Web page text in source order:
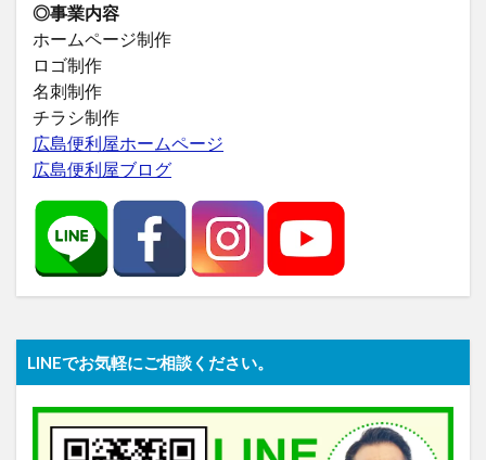
◎事業内容
ホームページ制作
ロゴ制作
名刺制作
チラシ制作
広島便利屋ホームページ
広島便利屋ブログ
LINEでお気軽にご相談ください。